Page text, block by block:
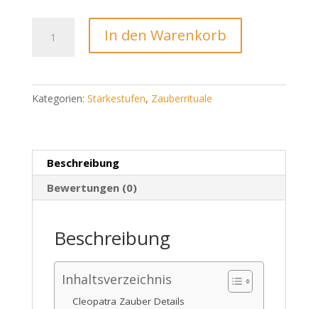
Zauber
In den Warenkorb
Kategorien: Stärkestufen, Zauberrituale
Beschreibung
Bewertungen (0)
Beschreibung
Inhaltsverzeichnis
Cleopatra Zauber Details